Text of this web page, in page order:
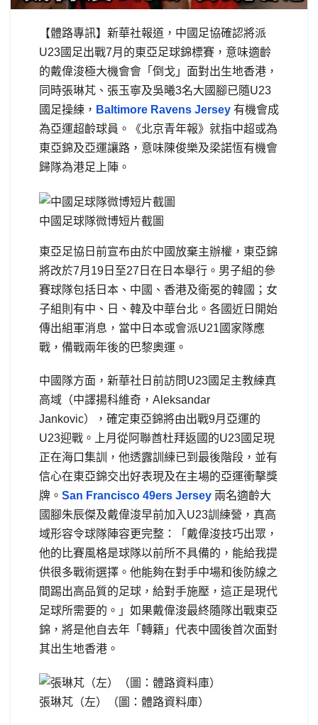
【體路專訊】新華社報道，中國足協確認將派
U23國足出戰7月的東亞足球錦標賽，意味適齡
的戴偉浚極大機會會「倒戈」面對出生地香港，
同時張琳芃、張玉寧及吳曦3名大國腳已隨U23
國足操練， Baltimore Ravens Jersey 有機會成
為亞運超齡球員。《北京青年報》就指中超或為
東亞錦及亞運讓路，意味陳俊樂及梁諾恆有機會
歸隊為港足上陣。
中國足球隊微博短片截圖
東亞足協日前宣布由於中國放棄主辦權，東亞錦
將改於7月 19 日至27 日在日本舉行。男子組的參
賽球隊包括日本、中國、香港及衛冕的韓國；女
子組則有中、日、韓及中華台北。各國近日開始
傳出組軍消息，當中日本或會派U21 國家隊應
戰，備戰兩年後的巴黎奧運。
中國隊方面，新華社日前訪問U23國足主教練真
高域（中譯揚科維奇，Aleksandar
Jankovic），確定東亞錦將由出戰9月亞運的
U23迎戰。上月從阿聯酋杜拜返國的U23國足現
正在海口集訓，他透露訓練已到最後階段，並有
信心在東亞錦交出好表現及在主場的亞運衝擊獎
牌。 San Francisco 49ers Jersey 兩名適齡大
國腳朱辰傑及戴偉浚早前加入U23訓練營，真高
域形容令球隊陣容更完整：「戴偉浚技巧出眾，
他的比賽風格是球隊以前所不具備的，能給我提
供很多戰術選擇。他能夠在對手中場和後防線之
間踢出高品質的足球，給對手施壓，這正是現代
足球所需要的。」如果戴偉浚最終隨隊出戰東亞
錦，將是他自去年「轉籍」代表中國後首次面對
其出生地香港。
張琳芃（左）（圖：體路資料庫）